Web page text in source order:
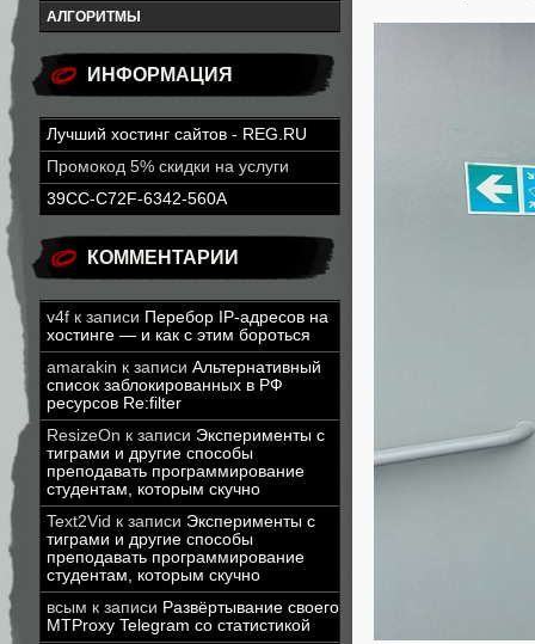
АЛГОРИТМЫ
ИНФОРМАЦИЯ
Лучший хостинг сайтов - REG.RU
Промокод 5% скидки на услуги
39CC-C72F-6342-560A
КОММЕНТАРИИ
v4f к записи Перебор IP-адресов на
хостинге — и как с этим бороться
amarakin к записи Альтернативный
список заблокированных в РФ
ресурсов Re:filter
ResizeOn к записи Эксперименты с
тиграми и другие способы
преподавать программирование
студентам, которым скучно
Text2Vid к записи Эксперименты с
тиграми и другие способы
преподавать программирование
студентам, которым скучно
всым к записи Развёртывание своего
MTProxy Telegram со статистикой